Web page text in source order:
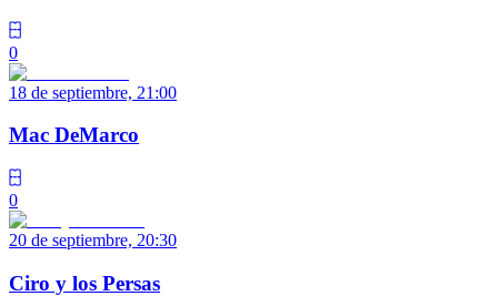
0
18 de septiembre, 21:00
Mac DeMarco
0
20 de septiembre, 20:30
Ciro y los Persas